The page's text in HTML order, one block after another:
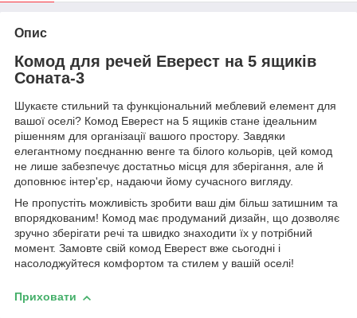
Опис
Комод для речей Еверест на 5 ящиків
Соната-3
Шукаєте стильний та функціональний меблевий елемент для
вашої оселі? Комод Еверест на 5 ящиків стане ідеальним
рішенням для організації вашого простору. Завдяки
елегантному поєднанню венге та білого кольорів, цей комод
не лише забезпечує достатньо місця для зберігання, але й
доповнює інтер'єр, надаючи йому сучасного вигляду.
Не пропустіть можливість зробити ваш дім більш затишним та
впорядкованим! Комод має продуманий дизайн, що дозволяє
зручно зберігати речі та швидко знаходити їх у потрібний
момент. Замовте свій комод Еверест вже сьогодні і
насолоджуйтеся комфортом та стилем у вашій оселі!
Приховати